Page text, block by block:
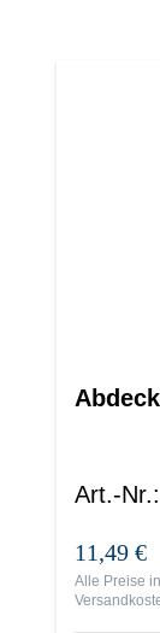
Art.-Nr.:
11,49 €
Alle Preise